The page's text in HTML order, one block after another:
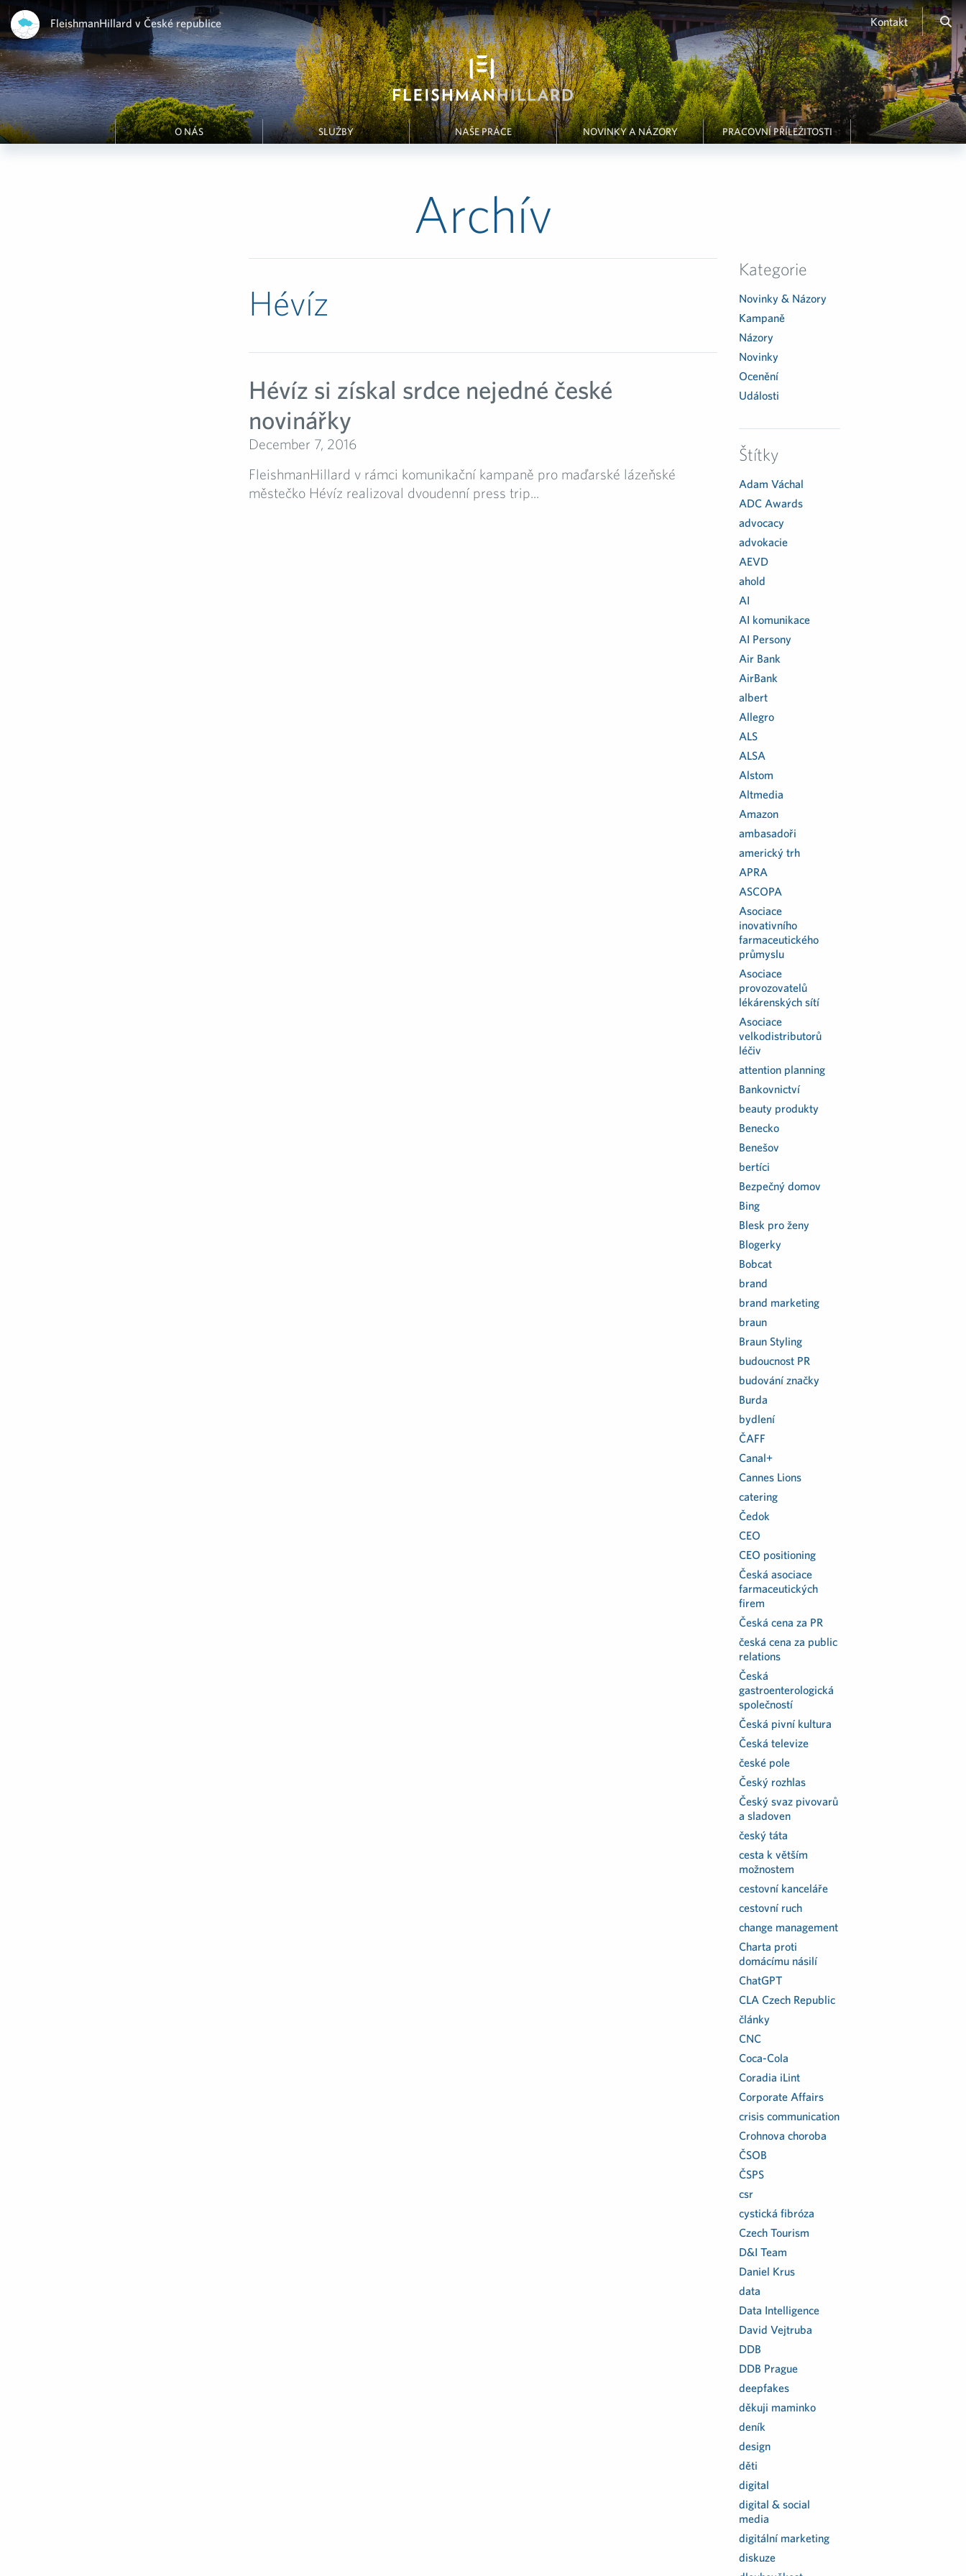
FleishmanHillard v České republice Kontakt
O NÁS SLUŽBY NAŠE PRÁCE NOVINKY A NÁZORY PRACOVNÍ PŘÍLEŽITOSTI
Archív
Hévíz
Hévíz si získal srdce nejedné české
novinářky
December 7, 2016
FleishmanHillard v rámci komunikační kampaně pro maďarské lázeňské
městečko Hévíz realizoval dvoudenní press trip...
Kategorie
Novinky & Názory
Kampaně
Názory
Novinky
Ocenění
Události
Štítky
Adam Váchal
ADC Awards
advocacy
advokacie
AEVD
ahold
AI
AI komunikace
AI Persony
Air Bank
AirBank
albert
Allegro
ALS
ALSA
Alstom
Altmedia
Amazon
ambasadoři
americký trh
APRA
ASCOPA
Asociace
inovativního
farmaceutického
průmyslu
Asociace
provozovatelů
lékárenských sítí
Asociace
velkodistributorů
léčiv
attention planning
Bankovnictví
beauty produkty
Benecko
Benešov
bertíci
Bezpečný domov
Bing
Blesk pro ženy
Blogerky
Bobcat
brand
brand marketing
braun
Braun Styling
budoucnost PR
budování značky
Burda
bydlení
ČAFF
Canal+
Cannes Lions
catering
Čedok
CEO
CEO positioning
Česká asociace
farmaceutických
firem
Česká cena za PR
česká cena za public
relations
Česká
gastroenterologická
společností
Česká pivní kultura
Česká televize
české pole
Český rozhlas
Český svaz pivovarů
a sladoven
český táta
cesta k větším
možnostem
cestovní kanceláře
cestovní ruch
change management
Charta proti
domácímu násilí
ChatGPT
CLA Czech Republic
články
CNC
Coca-Cola
Coradia iLint
Corporate Affairs
crisis communication
Crohnova choroba
ČSOB
ČSPS
csr
cystická fibróza
Czech Tourism
D&I Team
Daniel Krus
data
Data Intelligence
David Vejtruba
DDB
DDB Prague
deepfakes
děkuji maminko
deník
design
děti
digital
digital & social
media
digitální marketing
diskuze